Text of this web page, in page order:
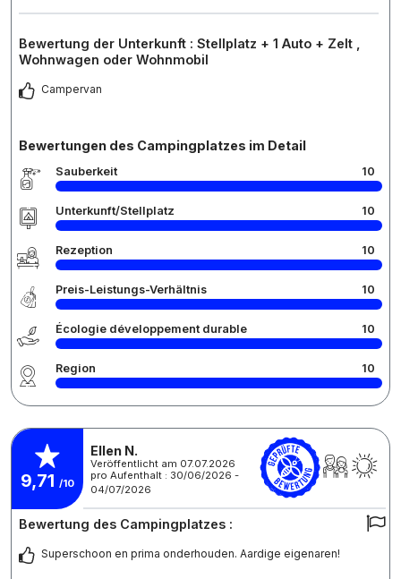
Bewertung der Unterkunft : Stellplatz + 1 Auto + Zelt ,
Wohnwagen oder Wohnmobil
Campervan
Bewertungen des Campingplatzes im Detail
Sauberkeit 10
Unterkunft/Stellplatz 10
Rezeption 10
Preis-Leistungs-Verhältnis 10
Écologie développement durable 10
Region 10
9,71 /10
Ellen N.
Veröffentlicht am 07.07.2026
pro Aufenthalt : 30/06/2026 -
04/07/2026
Bewertung des Campingplatzes :
Superschoon en prima onderhouden. Aardige eigenaren!